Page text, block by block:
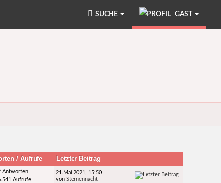
GAST
SUCHE
/Aufrufe Letzter Beitrag
Antworten
Aufrufe
21.Mai 2021, 15:50
vonSternennacht